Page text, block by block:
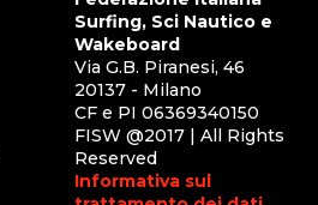
Surfing, Sci Nautico e
Wakeboard
Via G.B. Piranesi, 46
20137 - Milano
CF e PI 06369340150
FISW @2017 | All Rights
Reserved
Informativa sul